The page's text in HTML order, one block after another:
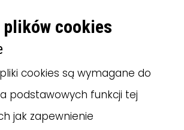
plików cookies
cookies są wymagane do
podstawowych funkcji tej
jak zapewnienie